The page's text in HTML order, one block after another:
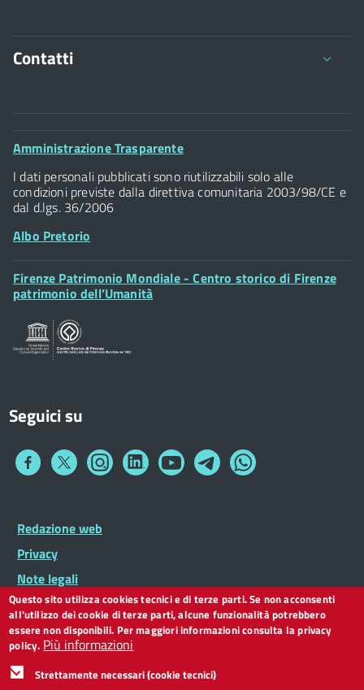
Contatti
Comune di Firenze
Palazzo Vecchio
Piazza della Signoria - 50122, Firenze
P.IVA 01307110484
Posta Elettronica Certificata
Footer
Amministrazione Trasparente
I dati personali pubblicati sono riutilizzabili solo alle
condizioni previste dalla direttiva comunitaria 2003/98/CE e
dal d.lgs. 36/2006
Albo Pretorio
Footer
Widget
Firenze Patrimonio Mondiale - Centro storico di Firenze
patrimonio dell’Umanità
Seguici su
Collegamento
Collegamento
a
Collegamento
a
Collegamento
a
Collegamento
a
Collegamento
a
Collegamento
a
Footer
Widget
Footer
menu
Redazione web
Privacy
Note legali
Dichiarazione di accessibilità
CC BY 3.0 IT
Questo sito utilizza cookies tecnici e di terze parti. Se non acconsenti
all'utilizzo dei cookie di terze parti, alcune funzionalità potrebbero
essere non disponibili. Per maggiori informazioni consulta la privacy
policy. Più informazioni
Strettamente necessari (cookie tecnici)